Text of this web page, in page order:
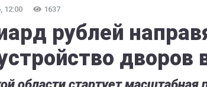
12:00 1637
рублей
дворов